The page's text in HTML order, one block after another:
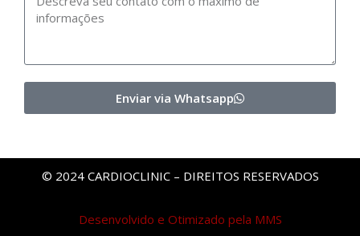
Enviar via Whatsapp
© 2024 CARDIOCLINIC – DIREITOS RESERVADOS
Desenvolvido e Otimizado pela MMS